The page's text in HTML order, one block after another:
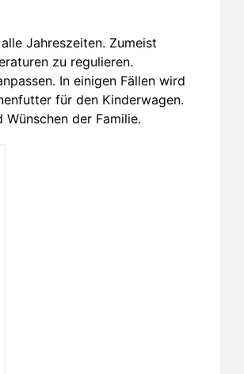
Jahreszeiten. Zumeist
zu regulieren.
In einigen Fällen wird
für den Kinderwagen.
der Familie.